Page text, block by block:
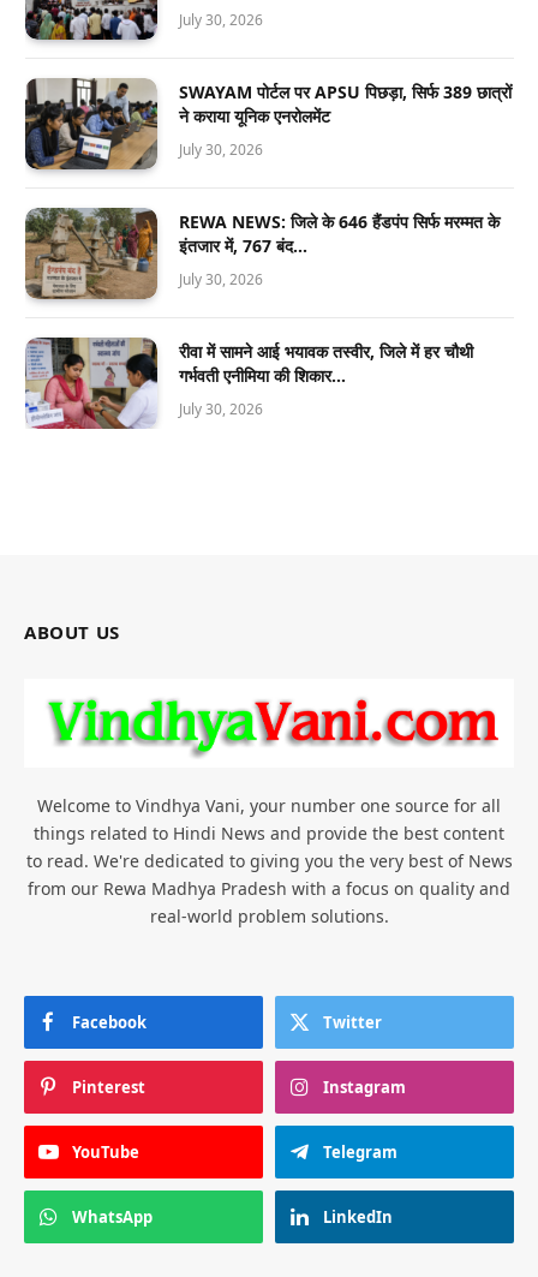
July 30, 2026
SWAYAM पोर्टल पर APSU पिछड़ा, सिर्फ 389 छात्रों
ने कराया यूनिक एनरोलमेंट
July 30, 2026
REWA NEWS: जिले के 646 हैंडपंप सिर्फ मरम्मत के
इंतजार में, 767 बंद…
July 30, 2026
रीवा में सामने आई भयावक तस्वीर, जिले में हर चौथी
गर्भवती एनीमिया की शिकार…
July 30, 2026
ABOUT US
Welcome to Vindhya Vani, your number one source for all
things related to Hindi News and provide the best content
to read. We're dedicated to giving you the very best of News
from our Rewa Madhya Pradesh with a focus on quality and
real-world problem solutions.
Facebook Twitter
Pinterest Instagram
YouTube Telegram
WhatsApp LinkedIn